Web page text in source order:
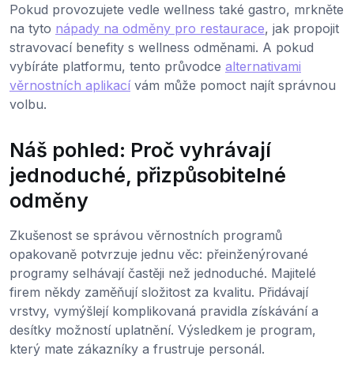
Pokud provozujete vedle wellness také gastro, mrkněte
na tyto nápady na odměny pro restaurace, jak propojit
stravovací benefity s wellness odměnami. A pokud
vybíráte platformu, tento průvodce alternativami
věrnostních aplikací vám může pomoct najít správnou
volbu.
Náš pohled: Proč vyhrávají
jednoduché, přizpůsobitelné
odměny
Zkušenost se správou věrnostních programů
opakovaně potvrzuje jednu věc: přeinženýrované
programy selhávají častěji než jednoduché. Majitelé
firem někdy zaměňují složitost za kvalitu. Přidávají
vrstvy, vymýšlejí komplikovaná pravidla získávání a
desítky možností uplatnění. Výsledkem je program,
který mate zákazníky a frustruje personál.